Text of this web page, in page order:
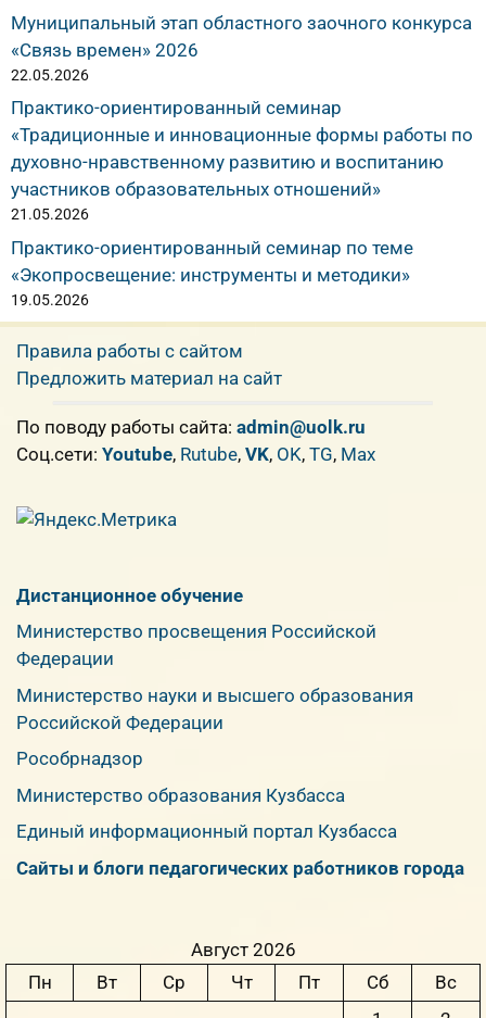
Муниципальный этап областного заочного конкурса
«Связь времен» 2026
22.05.2026
Практико-ориентированный семинар
«Традиционные и инновационные формы работы по
духовно-нравственному развитию и воспитанию
участников образовательных отношений»
21.05.2026
Практико-ориентированный семинар по теме
«Экопросвещение: инструменты и методики»
19.05.2026
Правила работы с сайтом
Предложить материал на сайт
По поводу работы сайта: admin@uolk.ru
Cоц.сети: Youtube, Rutube, VK, OK, TG, Max
Дистанционное обучение
Министерство просвещения Российской
Федерации
Министерство науки и высшего образования
Российской Федерации
Рособрнадзор
Министерство образования Кузбасса
Единый информационный портал Кузбасса
Сайты и блоги педагогических работников города
Август 2026
Пн
Вт Ср Чт Пт Сб
Вс